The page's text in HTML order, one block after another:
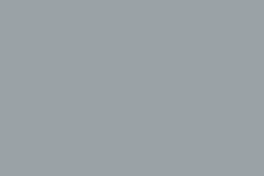
betroffenen Person
können, sofern diese
Informationen gesondert
Maßnahmen unterliegen,
Daten nicht einer
zugewiesen werden.